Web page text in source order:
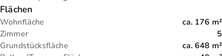
Flächen
Wohnfläche ca. 176 m²
Zimmer
5
Grundstücksfläche
ca. 648 m²